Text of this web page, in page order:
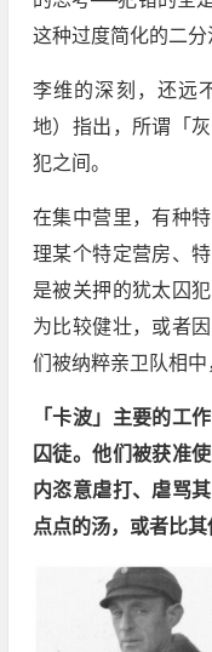
这种过度简化的二分
李维的深刻，还远
地）指出，所谓「
犯之间。
在集中营里，有种
理某个特定营房、
是被关押的犹太囚
为比较健壮，或者
们被纳粹亲卫队相中
「卡波」主要的工
囚徒。他们被获准
内恣意虐打、虐骂
点点的汤，或者比其